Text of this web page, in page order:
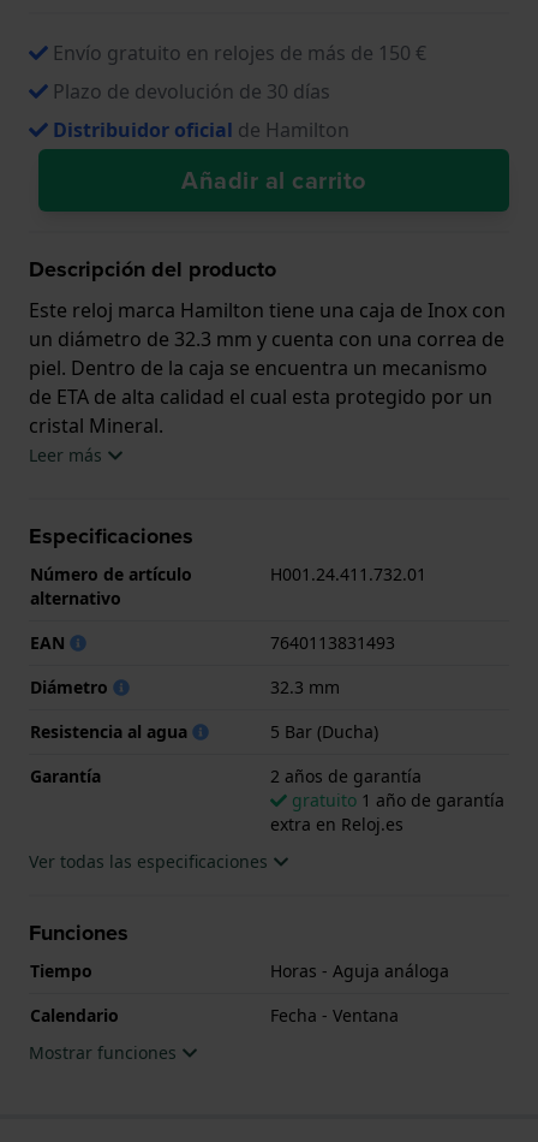
Envío gratuito en relojes de más de 150 €
Plazo de devolución de 30 días
Distribuidor oficial de Hamilton
Añadir al carrito
Descripción del producto
Este reloj marca Hamilton tiene una caja de Inox con
un diámetro de 32.3 mm y cuenta con una correa de
piel. Dentro de la caja se encuentra un mecanismo
de ETA de alta calidad el cual esta protegido por un
cristal Mineral.
reloj viene con 2 años de garantía.
.
Leer más
Especificaciones
Número de artículo
alternativo
H001.24.411.732.01
EAN
7640113831493
Diámetro
32.3 mm
Resistencia al agua
5 Bar (Ducha)
Garantía
2 años de garantía
gratuito 1 año de garantía
extra en Reloj.es
Ver todas las especificaciones
Funciones
Tiempo
Horas - Aguja análoga
Calendario
Fecha - Ventana
Mostrar funciones